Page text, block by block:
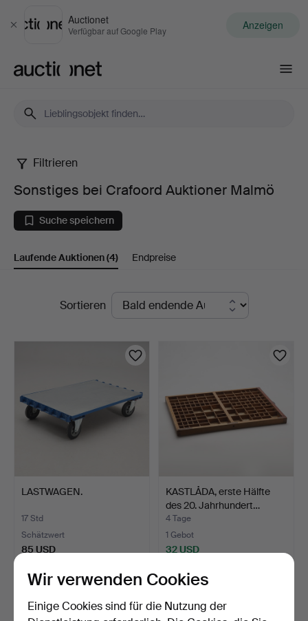
Schließen
Auctionet
Verfügbar auf Google Play Anzeigen
Sonstiges
bei
Crafoord
Auktioner
Malmö
Filtrieren
Sonstiges bei Crafoord Auktioner Malmö
Suche speichern
Laufende Auktionen(4) Endpreise
LaufendeSortieren
LASTWAGEN.
17 Std
Schätzwert
85 USD
KASTLÅDA, erste Hälfte
des 20. Jahrhundert…
4 Tage
1 Gebot
32 USD
Wir verwenden Cookies
Einige Cookies sind für die Nutzung der